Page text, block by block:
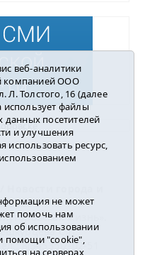
2023
жизнь».
С.П.
8(34535)2-02-51
веб-аналитики
компанией ООО
Л. Толстого, 16 (далее
использует файлы
данных посетителей
и улучшения
использовать ресурс,
не может
помочь нам
об использовании
помощи "cookie",
на серверах